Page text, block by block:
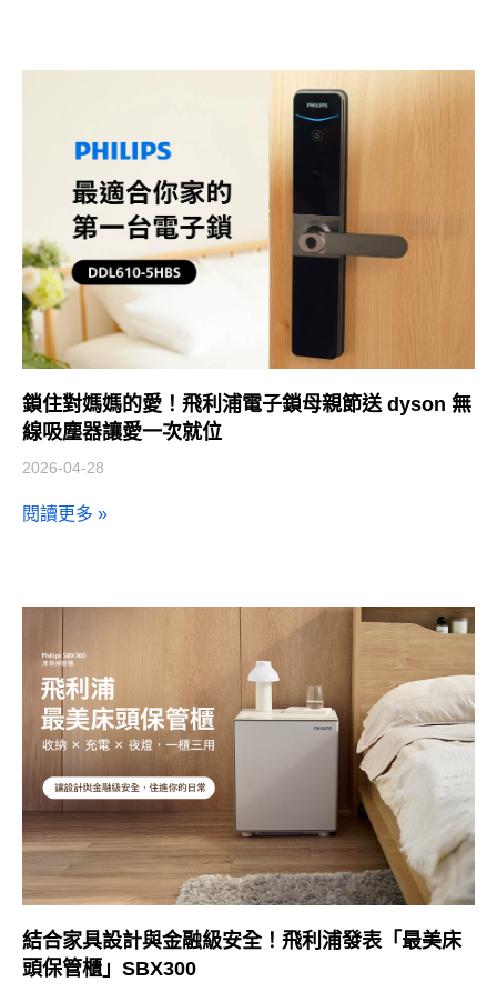
鎖住對媽媽的愛！飛利浦電子鎖母親節送 dyson 無
線吸塵器讓愛一次就位
2026-04-28
閱讀更多 »
結合家具設計與金融級安全！飛利浦發表「最美床
頭保管櫃」SBX300